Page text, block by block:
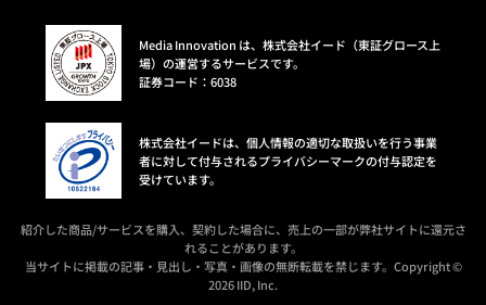
Media Innovation は、株式会社イード（東証グロース上
場）の運営するサービスです。
証券コード：6038
株式会社イードは、個人情報の適切な取扱いを行う事業
者に対して付与されるプライバシーマークの付与認定を
受けています。
紹介した商品/サービスを購入、契約した場合に、売上の一部が弊社サイトに還元さ
れることがあります。
当サイトに掲載の記事・見出し・写真・画像の無断転載を禁じます。Copyright ©
2026 IID, Inc.